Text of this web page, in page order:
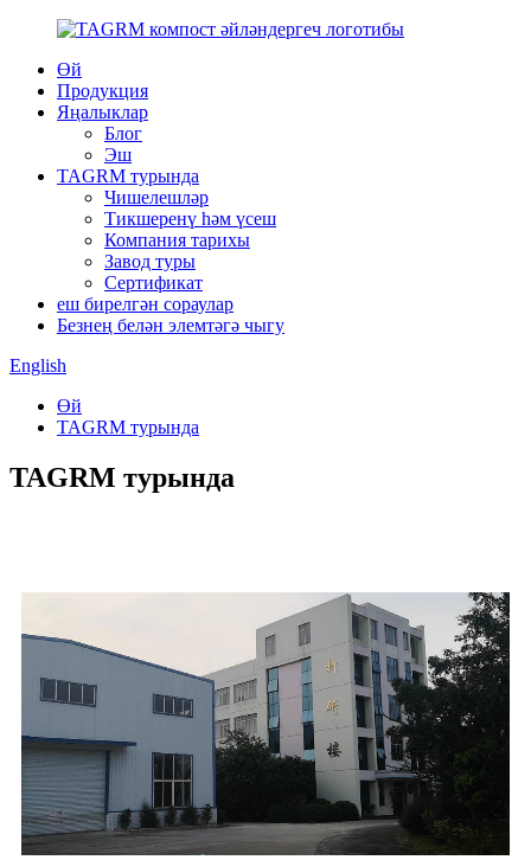
Өй
Продукция
Яңалыклар
Блог
Эш
TAGRM турында
Чишелешләр
Тикшеренү һәм үсеш
Компания тарихы
Завод туры
Сертификат
еш бирелгән сораулар
Безнең белән элемтәгә чыгу
English
Өй
TAGRM турында
TAGRM турында